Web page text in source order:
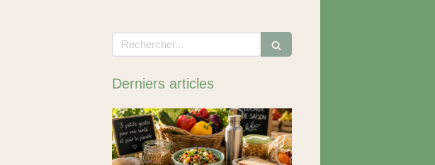
Rechercher
Derniers articles